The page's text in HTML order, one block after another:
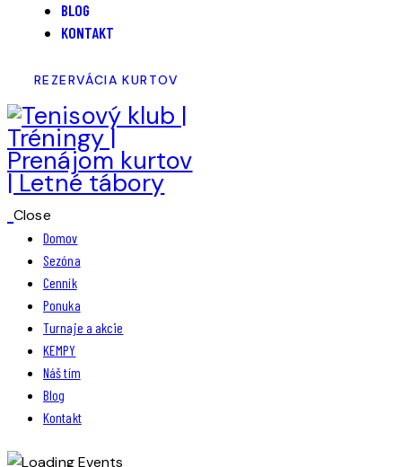
BLOG
KONTAKT
REZERVÁCIA KURTOV
Close
Domov
Sezóna
Cenník
Ponuka
Turnaje a akcie
KEMPY
Náš tím
Blog
Kontakt